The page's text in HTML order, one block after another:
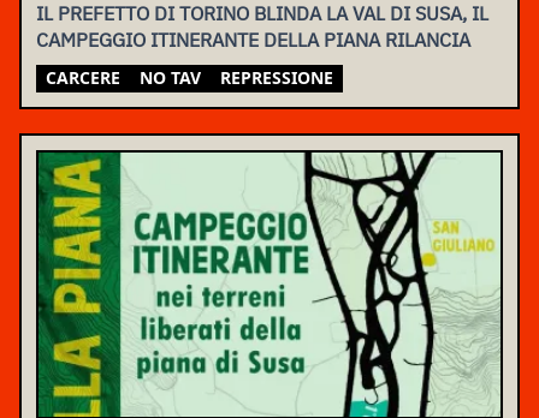
IL PREFETTO DI TORINO BLINDA LA VAL DI SUSA, IL
CAMPEGGIO ITINERANTE DELLA PIANA RILANCIA
CARCERE NO TAV REPRESSIONE